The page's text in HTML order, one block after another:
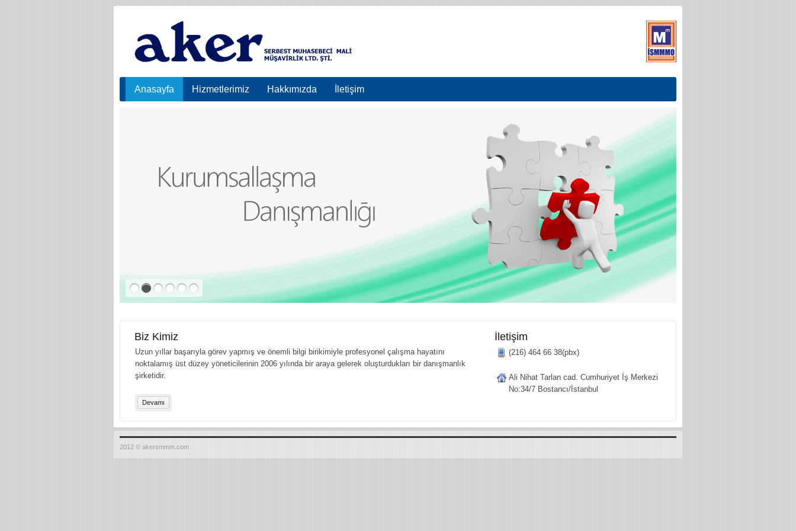
Anasayfa Hizmetlerimiz Hakkımızda İletişim
Biz Kimiz
Uzun yıllar başarıyla görev yapmış ve önemli bilgi birikimiyle profesyonel çalışma hayatını
noktalamış üst düzey yöneticilerinin 2006 yılında bir araya gelerek oluşturdukları bir danışmanlık
şirketidir.
Devamı
İletişim
(216) 464 66 38(pbx)
Ali Nihat Tarlan cad. Cumhuriyet İş Merkezi
No:34/7 Bostancı/İstanbul
2012 © akersmmm.com